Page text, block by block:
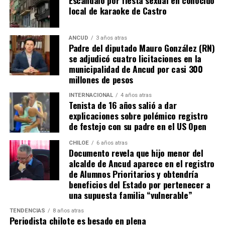
que, a diferencia del conocido dicho, en este caso, todos
los caminos conducen a… La Moneda y, mientras se
espera ese gesto por parte de la madre del pequeño
Tomás, los pasos siguen quemando los pies de Fernando
en pos de que cada kilómetro recorrido, signifique más
que una llegada a Santiago, un arribo a la cura de su hijo
Actualmente, Gómez se encuentra en Santiago
realizando trámites y participando como invitada en
distintos medios de comunicación. Aunque aún no tiene
una fecha exacta para su viaje a Estados Unidos, donde
se administra el medicamento, indicó que esperan
realizarlo «a mediados de junio».
Cabe destacar que, pese a que se logró reunir el dinero y,
por ende, la meta se cumplió, continúan circulando por
redes sociales, eventos a beneficios de Tomás Ross.
local de karaoke de Castro
ANCUD 3 años atras
Padre del diputado Mauro González (RN)
se adjudicó cuatro licitaciones en la
municipalidad de Ancud por casi 300
millones de pesos
INTERNACIONAL 4 años atras
Tenista de 16 años salió a dar
explicaciones sobre polémico registro
de festejo con su padre en el US Open
CHILOE 6 años atras
Documento revela que hijo menor del
alcalde de Ancud aparece en el registro
de Alumnos Prioritarios y obtendría
beneficios del Estado por pertenecer a
una supuesta familia “vulnerable”
TENDENCIAS 8 años atras
Periodista chilote es besado en plena